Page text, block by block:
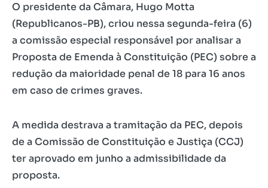
O presidente da Câmara, Hugo Motta
(Republicanos-PB), criou nessa segunda-feira (6)
a comissão especial responsável por analisar a
Proposta de Emenda à Constituição (PEC) sobre a
redução da maioridade penal de 18 para 16 anos
em caso de crimes graves.
A medida destrava a tramitação da PEC, depois
de a Comissão de Constituição e Justiça (CCJ)
ter aprovado em junho a admissibilidade da
proposta.